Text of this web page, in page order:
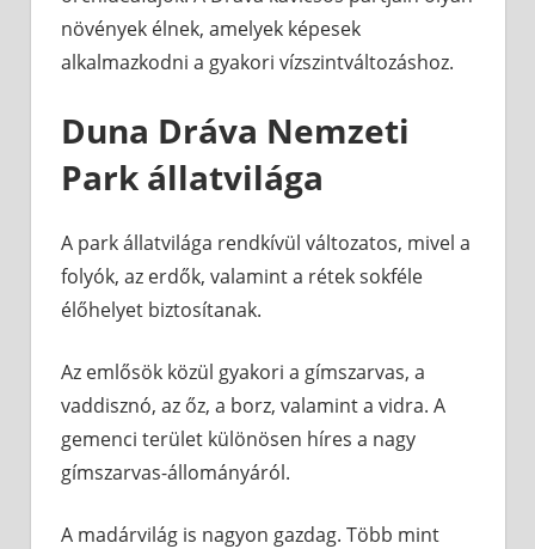
növények élnek, amelyek képesek
alkalmazkodni a gyakori vízszintváltozáshoz.
Duna Dráva Nemzeti
Park állatvilága
A park állatvilága rendkívül változatos, mivel a
folyók, az erdők, valamint a rétek sokféle
élőhelyet biztosítanak.
Az emlősök közül gyakori a gímszarvas, a
vaddisznó, az őz, a borz, valamint a vidra. A
gemenci terület különösen híres a nagy
gímszarvas-állományáról.
A madárvilág is nagyon gazdag. Több mint